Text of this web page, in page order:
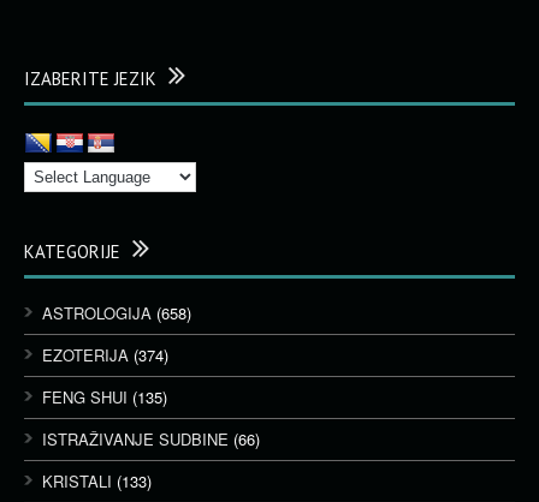
IZABERITE JEZIK
KATEGORIJE
ASTROLOGIJA (658)
EZOTERIJA (374)
FENG SHUI (135)
ISTRAŽIVANJE SUDBINE (66)
KRISTALI (133)